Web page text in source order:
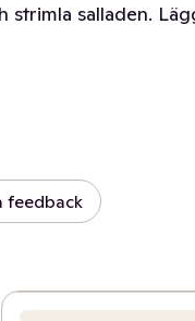
strimla salladen.
feedback